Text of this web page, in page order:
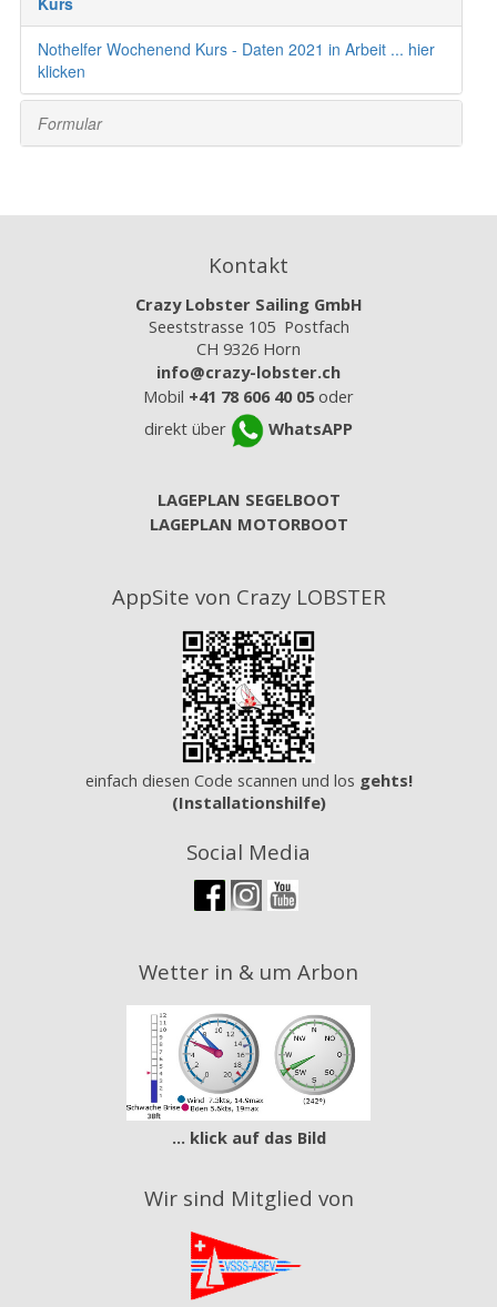
Kontakt
Crazy Lobster Sailing GmbH
Seeststrasse 105 Postfach
CH 9326 Horn
info@crazy-lobster.ch
Mobil +41 78 606 40 05oder
direkt über
WhatsAPP
LAGEPLAN SEGELBOOT
LAGEPLAN MOTORBOOT
AppSite von Crazy LOBSTER
einfach diesen Code scannen und los gehts!
(Installationshilfe)
Social Media
Wetter in & um Arbon
... klick auf das Bild
Wir sind Mitglied von